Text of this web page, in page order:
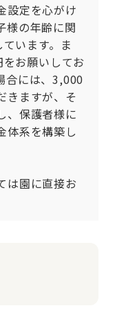
設定を心がけ
様の年齢に関
います。ま
お願いしてお
合には、3,000
きますが、そ
、保護者様に
体系を構築し
は園に直接お